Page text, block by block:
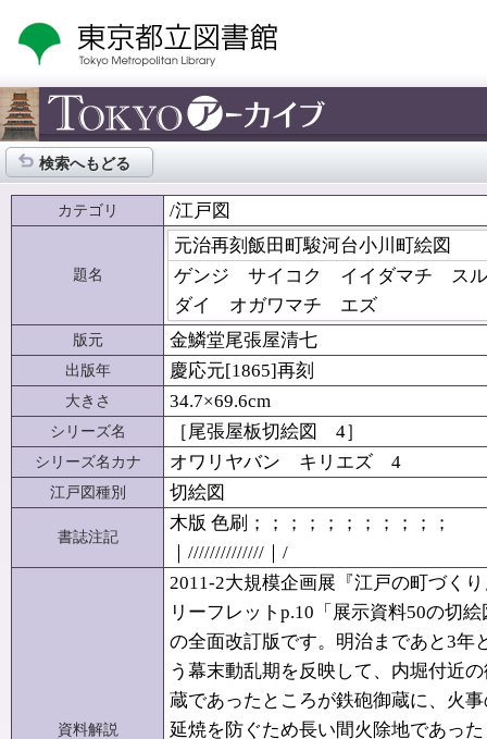
検索へもどる
カテゴリ /江戸図
題名
元治再刻飯田町駿河台小川町絵図
ゲンジ サイコク イイダマチ ス
ダイ オガワマチ エズ
版元 金鱗堂尾張屋清七
出版年 慶応元[1865]再刻
大きさ 34.7×69.6cm
シリーズ名 ［尾張屋板切絵図 4］
シリーズ名カナ オワリヤバン キリエズ 4
江戸図種別 切絵図
書誌注記
木版 色刷；；；；；；；；；；；
｜//////////////｜/
資料解説
2011-2大規模企画展『江戸の町づく
リーフレットp.10「展示資料50の切絵
の全面改訂版です。明治まであと3年
う幕末動乱期を反映して、内堀付近
蔵であったところが鉄砲御蔵に、火
延焼を防ぐため長い間火除地であっ